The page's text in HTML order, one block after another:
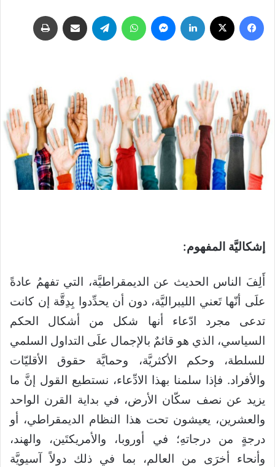
إشكاليَّة المفهوم:
أَلِفَ الناس الحديث عن الديمقراطيَّة، التي تفهمُ عادةً
علَى أنّها تَعني الليبراليَّة، دون أن يحدِّدوا بِدِقَّة إن كانت
تدعى مجرد ادّعاء أنها شكل من أشكال الحكم
السياسي، الذي هو قائمٌ بالإجمال علَى التداول السلمي
للسلطة، وحكم الأكثريَّة، وحمايَّة حقوق الأقليّات
والأفراد. فإذا سلمنا بهذا الادِّعاء، نستطيع القول إنَّ ما
يزيد عن نصف سكّان الأرض، في بداية القرن الواحد
والعشرين، يعيشون تحت هذا النظام الديمقراطي، أو
درجةٍ من درجاتهِ؛ في أوروبا، والأمريكتَين، والهند،
وأنحاء أخرَى من العالم، بما في ذلك دولاً آسيويَّة